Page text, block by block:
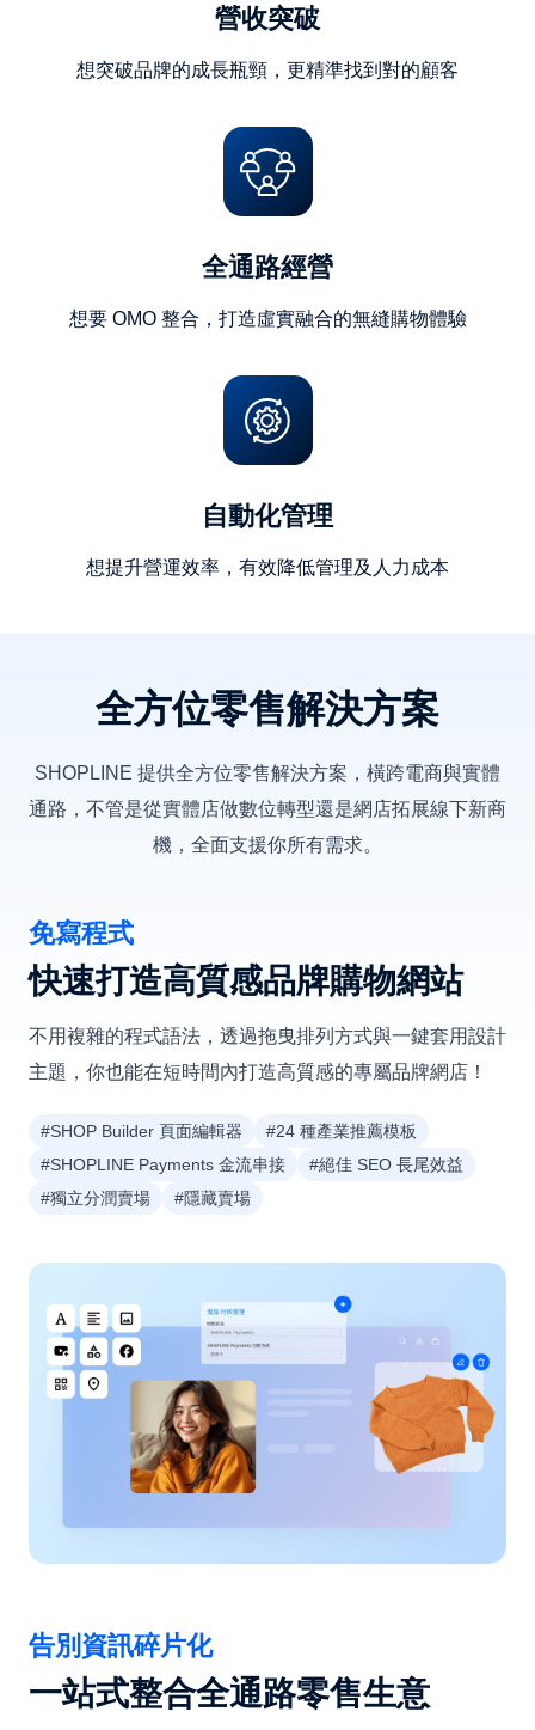
營收突破
想突破品牌的成長瓶頸，更精準找到對的顧客
全通路經營
想要 OMO 整合，打造虛實融合的無縫購物體驗
自動化管理
想提升營運效率，有效降低管理及人力成本
全方位零售解決方案
SHOPLINE 提供全方位零售解決方案，橫跨電商與實體
通路，不管是從實體店做數位轉型還是網店拓展線下新商
機，全面支援你所有需求。
免寫程式
快速打造高質感品牌購物網站
不用複雜的程式語法，透過拖曳排列方式與一鍵套用設計
主題，你也能在短時間內打造高質感的專屬品牌網店！
#SHOP Builder 頁面編輯器
#24 種產業推薦模板
#SHOPLINE Payments 金流串接
#絕佳 SEO 長尾效益
#獨立分潤賣場
#隱藏賣場
告別資訊碎片化
一站式整合全通路零售生意